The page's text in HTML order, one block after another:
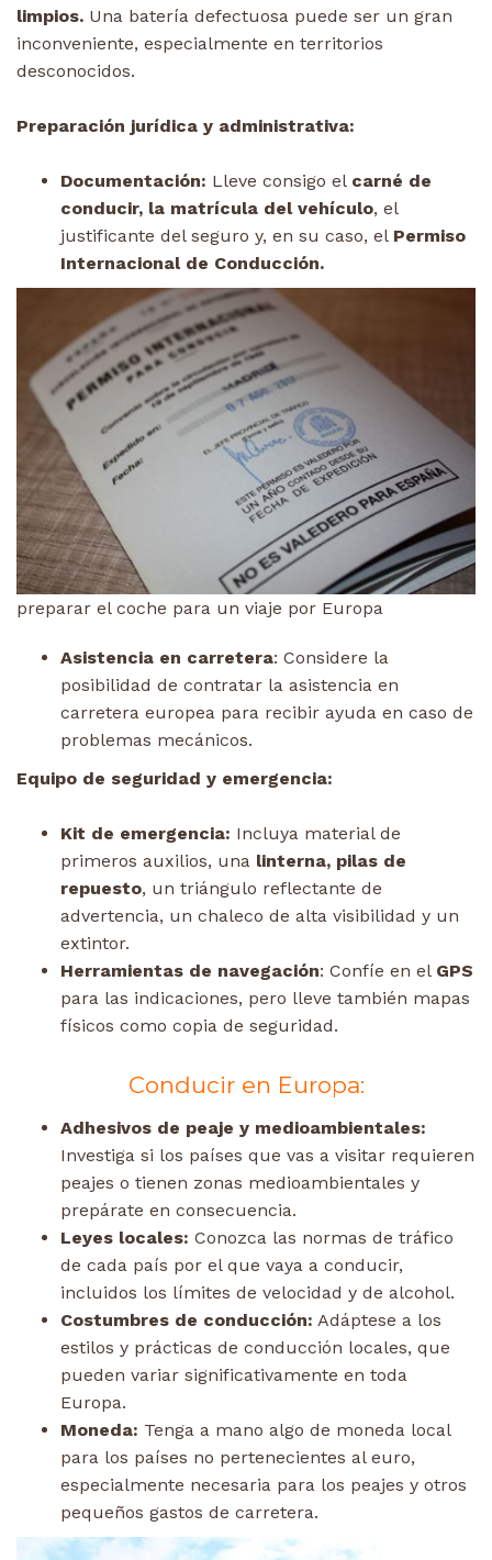
limpios. Una batería defectuosa puede ser un gran
inconveniente, especialmente en territorios
desconocidos.
Preparación jurídica y administrativa:
Documentación: Lleve consigo el carné de
conducir, la matrícula del vehículo, el
justificante del seguro y, en su caso, el Permiso
Internacional de Conducción.
preparar el coche para un viaje por Europa
Asistencia en carretera: Considere la
posibilidad de contratar la asistencia en
carretera europea para recibir ayuda en caso de
problemas mecánicos.
Equipo de seguridad y emergencia:
Kit de emergencia: Incluya material de
primeros auxilios, una linterna, pilas de
repuesto, un triángulo reflectante de
advertencia, un chaleco de alta visibilidad y un
extintor.
Herramientas de navegación: Confíe en el GPS
para las indicaciones, pero lleve también mapas
físicos como copia de seguridad.
Conducir en Europa:
Adhesivos de peaje y medioambientales:
Investiga si los países que vas a visitar requieren
peajes o tienen zonas medioambientales y
prepárate en consecuencia.
Leyes locales: Conozca las normas de tráfico
de cada país por el que vaya a conducir,
incluidos los límites de velocidad y de alcohol.
Costumbres de conducción: Adáptese a los
estilos y prácticas de conducción locales, que
pueden variar significativamente en toda
Europa.
Moneda: Tenga a mano algo de moneda local
para los países no pertenecientes al euro,
especialmente necesaria para los peajes y otros
pequeños gastos de carretera.